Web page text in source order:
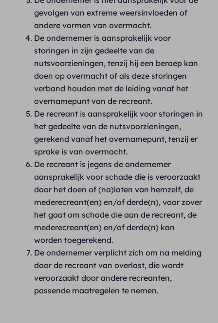
gevolgen van extreme weersinvloeden of
andere vormen van overmacht.
De ondernemer is aansprakelijk voor
storingen in zijn gedeelte van de
nutsvoorzieningen, tenzij hij een beroep kan
doen op overmacht of als deze storingen
verband houden met de leiding vanaf het
overnamepunt van de recreant.
De recreant is aansprakelijk voor storingen in
het gedeelte van de nutsvoorzieningen,
gerekend vanaf het overnamepunt, tenzij er
sprake is van overmacht.
De recreant is jegens de ondernemer
aansprakelijk voor schade die is veroorzaakt
door het doen of (na)laten van hemzelf, de
mederecreant(en) en/of derde(n), voor zover
het gaat om schade die aan de recreant, de
mederecreant(en) en/of derde(n) kan
worden toegerekend.
De ondernemer verplicht zich om na melding
door de recreant van overlast, die wordt
veroorzaakt door andere recreanten,
passende maatregelen te nemen.